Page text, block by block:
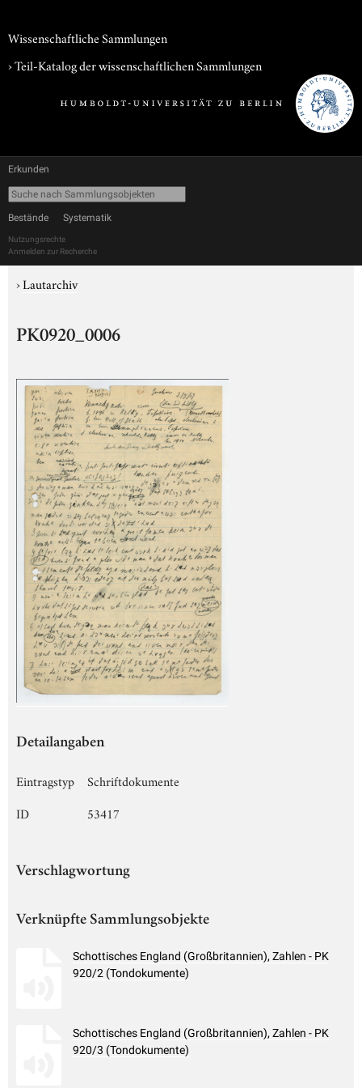
Wissenschaftliche Sammlungen
› Teil-Katalog der wissenschaftlichen Sammlungen
Erkunden
Bestände Systematik
Nutzungsrechte
Anmelden zur Recherche
›Lautarchiv
PK0920_0006
Detailangaben
Eintragstyp
Schriftdokumente
ID
53417
Verschlagwortung
Verknüpfte Sammlungsobjekte
Schottisches England (Großbritannien), Zahlen - PK
920/2 (Tondokumente)
Schottisches England (Großbritannien), Zahlen - PK
920/3 (Tondokumente)